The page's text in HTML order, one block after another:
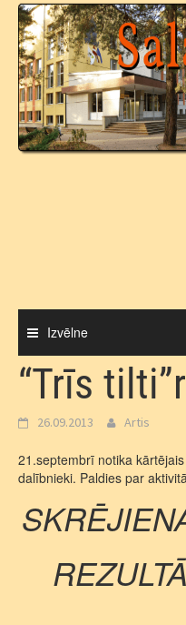
Skip
content
Izvēlne
“Trīs
26.09.2013 Artis
21.septembrī notika
dalībnieki. Paldies par